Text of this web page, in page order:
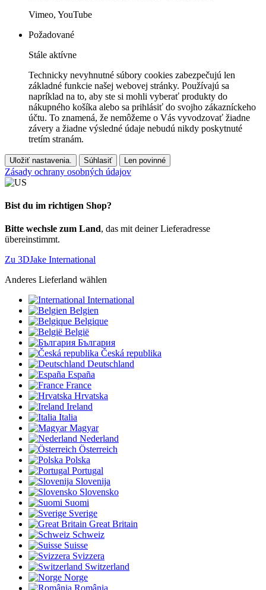
Vimeo, YouTube
Požadované
Stále aktívne
Technicky nevyhnutné súbory cookies zabezpečujú len
základné funkcie našej webovej stránky. Používajú sa
napríklad na to, aby ste si mohli vyberať produkty do
nákupného košíka alebo sa prihlásiť do svojho zákazníckeho
účtu. To znamená, že nemôžeme o Vás vyvodzovať žiadne
závery a žiadne výsledné údaje nebudú nikdy poskytnuté
tretím stranám.
Uložiť nastavenia. Súhlasiť Len povinné
Zásady ochrany osobných údajov
Bist du im richtigen Shop?
Bitte wechsle zum Land, das mit deiner Lieferadresse
übereinstimmt.
Zu 3DJake International
Anderes Lieferland wählen
International
Belgien
Belgique
België
България
Česká republika
Deutschland
España
France
Hrvatska
Ireland
Italia
Magyar
Nederland
Österreich
Polska
Portugal
Slovenija
Slovensko
Suomi
Sverige
Great Britain
Schweiz
Suisse
Svizzera
Switzerland
Norge